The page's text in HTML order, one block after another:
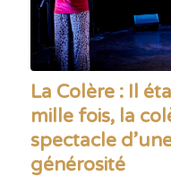
La Colère : Il
mille fois, la
spectacle
générosité